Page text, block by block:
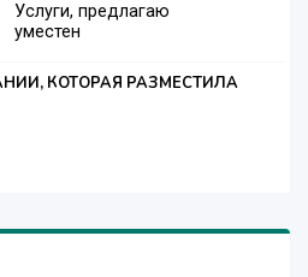
Услуги, предлагаю
уместен
КОТОРАЯ РАЗМЕСТИЛА